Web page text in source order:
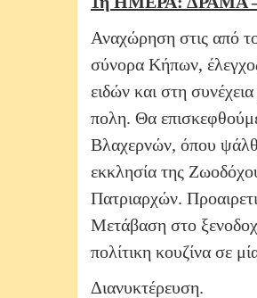
Αναχώρηση στις από
σύνορα Κήπων,
ειδών και στη
πολη. Θα
Βλαχερνών, όπου
εκκλησία της
Πατριαρχών.
Μετάβαση στο
πολίτικη κουζίνα σε
Διανυκτέρευση.